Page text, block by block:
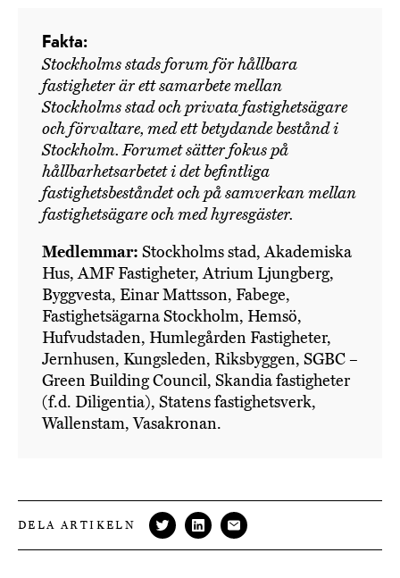
Fakta:
Stockholms stads forum för hållbara
fastigheter är ett samarbete mellan
Stockholms stad och privata fastighetsägare
och förvaltare, med ett betydande bestånd i
Stockholm. Forumet sätter fokus på
hållbarhetsarbetet i det befintliga
fastighetsbeståndet och på samverkan mellan
fastighetsägare och med hyresgäster.
Medlemmar: Stockholms stad, Akademiska
Hus, AMF Fastigheter, Atrium Ljungberg,
Byggvesta, Einar Mattsson, Fabege,
Fastighetsägarna Stockholm, Hemsö,
Hufvudstaden, Humlegården Fastigheter,
Jernhusen, Kungsleden, Riksbyggen, SGBC –
Green Building Council, Skandia fastigheter
(f.d. Diligentia), Statens fastighetsverk,
Wallenstam, Vasakronan.
DELA ARTIKELN